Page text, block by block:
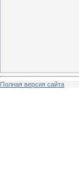
Полная версия сайта